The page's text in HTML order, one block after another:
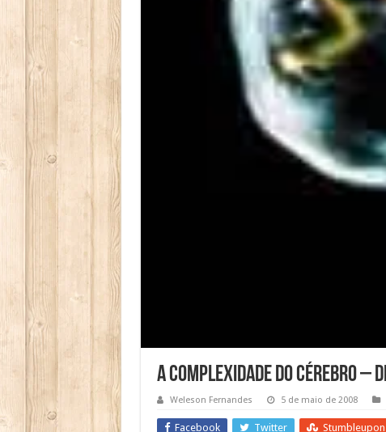
A complexidade do cérebro –
Weleson Fernandes 5 de maio de 2008
Facebook Twitter Stumbleupon